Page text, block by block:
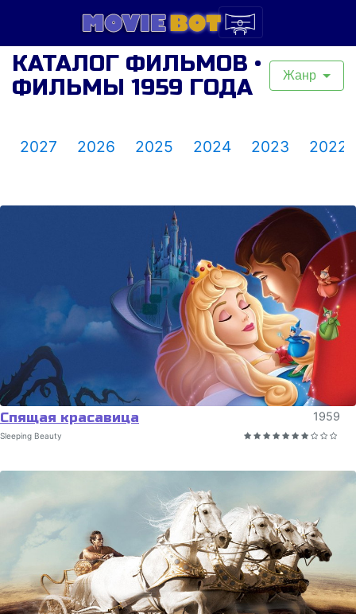
КАТАЛОГ ФИЛЬМОВ •
ФИЛЬМЫ 1959 ГОДА
Жанр
2027 2026 2025 2024 2023 2022
Спящая красавица 1959
Sleeping Beauty